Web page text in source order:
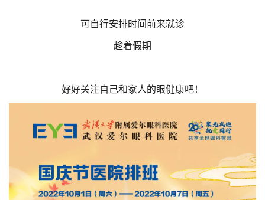
可自行安排时间前来就诊
趁着假期
好好关注自己和家人的眼健康吧！